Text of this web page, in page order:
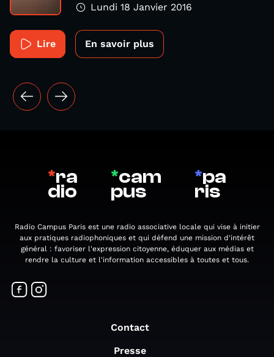
Lundi 18 Janvier 2016
Lire En savoir plus
*ra
dio
*cam
pus
*pa
ris
Radio Campus Paris est une radio associative locale qui vise à initier
aux pratiques radiophoniques et qui défend une mission d'intérêt
général : favoriser l'expression citoyenne, éduquer aux médias et
rendre la culture et l'information accessibles à toutes et tous.
Contact
Presse